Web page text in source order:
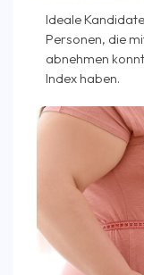
Ideale
Personen, die
abnehmen
Index haben.